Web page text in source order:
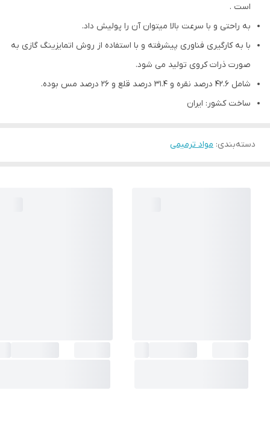
است .
به راحتی و با سرعت بالا میتوان آن را پولیش داد.
با به کارگیری فناوری پیشرفته و با استفاده از روش اتمایزینگ گازی به
صورت ذرات کروی تولید می شود.
شامل 42.6 درصد نقره و 31.4 درصد قلع و 26 درصد مس بوده.
ساخت کشور: ایران
دسته‌بندی: مواد ترمیمی